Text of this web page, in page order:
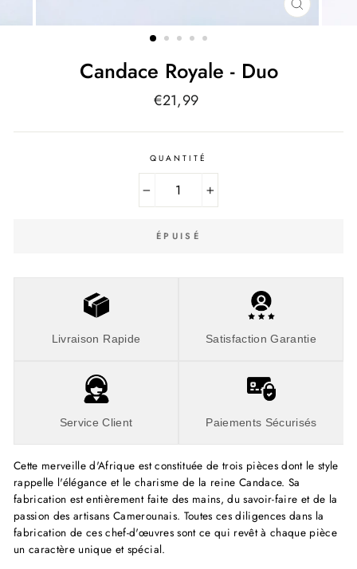
FERMER
(ESC)
Candace Royale - Duo
Prix
€21,99
QUANTITÉ
+
ÉPUISÉ
Livraison Rapide Satisfaction Garantie
Service Client Paiements Sécurisés
Cette merveille d'Afrique est constituée de trois pièces dont le style
rappelle l'élégance et le charisme de la reine Candace. Sa
fabrication est entièrement faite des mains, du savoir-faire et de la
passion des artisans Camerounais. Toutes ces diligences dans la
fabrication de ces chef-d'œuvres sont ce qui revêt à chaque pièce
un caractère unique et spécial.